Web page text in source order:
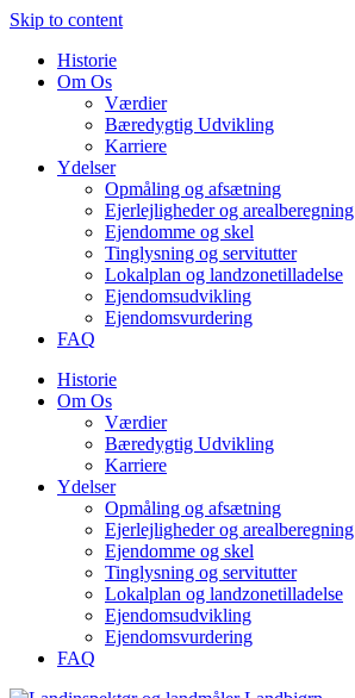
Skip to content
Historie
Om Os
Værdier
Bæredygtig Udvikling
Karriere
Ydelser
Opmåling og afsætning
Ejerlejligheder og arealberegning
Ejendomme og skel
Tinglysning og servitutter
Lokalplan og landzonetilladelse
Ejendomsudvikling
Ejendomsvurdering
FAQ
Historie
Om Os
Værdier
Bæredygtig Udvikling
Karriere
Ydelser
Opmåling og afsætning
Ejerlejligheder og arealberegning
Ejendomme og skel
Tinglysning og servitutter
Lokalplan og landzonetilladelse
Ejendomsudvikling
Ejendomsvurdering
FAQ